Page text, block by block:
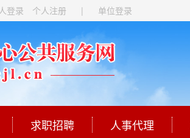
登录 个人注册 | 单位登录
求职招聘 人事代理